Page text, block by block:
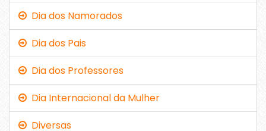
Dia dos Namorados
Dia dos Pais
Dia dos Professores
Dia Internacional da Mulher
Diversas